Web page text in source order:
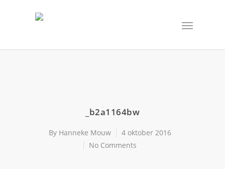
_b2a1164bw
By Hanneke Mouw
4 oktober 2016
No Comments